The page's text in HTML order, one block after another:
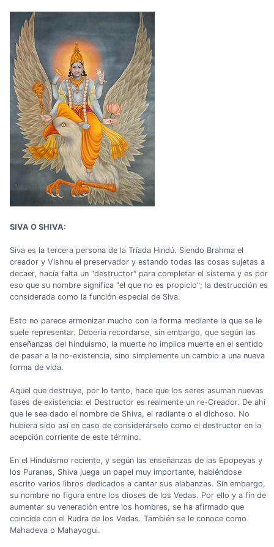
SIVA O SHIVA:
Siva es la tercera persona de la Tríada Hindú. Siendo Brahma el
creador y Vishnu el preservador y estando todas las cosas sujetas a
decaer, hacía falta un "destructor" para completar el sistema y es por
eso que su nombre significa "el que no es propicio"; la destrucción es
considerada como la función especial de Siva.
Esto no parece armonizar mucho con la forma mediante la que se le
suele representar. Debería recordarse, sin embargo, que según las
enseñanzas del hinduismo, la muerte no implica muerte en el sentido
de pasar a la no-existencia, sino simplemente un cambio a una nueva
forma de vida.
Aquel que destruye, por lo tanto, hace que los seres asuman nuevas
fases de existencia: el Destructor es realmente un re-Creador. De ahí
que le sea dado el nombre de Shiva, el radiante o el dichoso. No
hubiera sido así en caso de considerárselo como el destructor en la
acepción corriente de este término.
En el Hinduísmo reciente, y según las enseñanzas de las Epopeyas y
los Puranas, Shiva juega un papel muy importante, habiéndose
escrito varios libros dedicados a cantar sus alabanzas. Sin embargo,
su nombre no figura entre los dioses de los Vedas. Por ello y a fin de
aumentar su veneración entre los hombres, se ha afirmado que
coincide con el Rudra de los Vedas. También se le conoce como
Mahadeva o Mahayogui.